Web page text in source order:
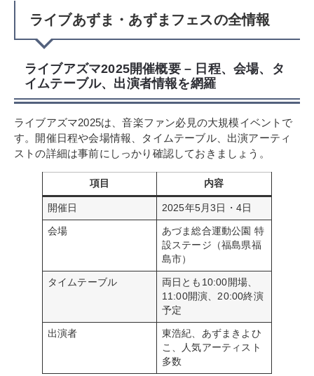
ライブあずま・あずまフェスの全情報
ライブアズマ2025開催概要 – 日程、会場、タ
イムテーブル、出演者情報を網羅
ライブアズマ2025は、音楽ファン必見の大規模イベントで
す。開催日程や会場情報、タイムテーブル、出演アーティ
ストの詳細は事前にしっかり確認しておきましょう。
項目 内容
開催日 2025年5月3日・4日
会場
あづま総合運動公園 特
設ステージ（福島県福
島市）
タイムテーブル
両日とも10:00開場、
11:00開演、20:00終演
予定
出演者
東浩紀、あずまきよひ
こ、人気アーティスト
多数